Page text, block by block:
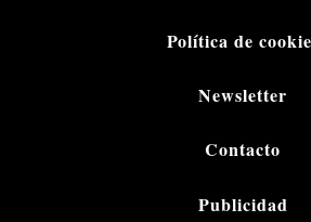
Política de
Newsletter
Contacto
Publicidad